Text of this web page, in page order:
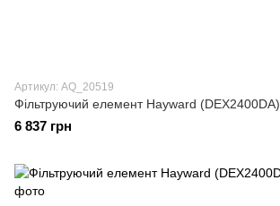
Артикул: AQ_20519
Фільтруючий елемент Hayward (DEX2400DA)
6 837 грн